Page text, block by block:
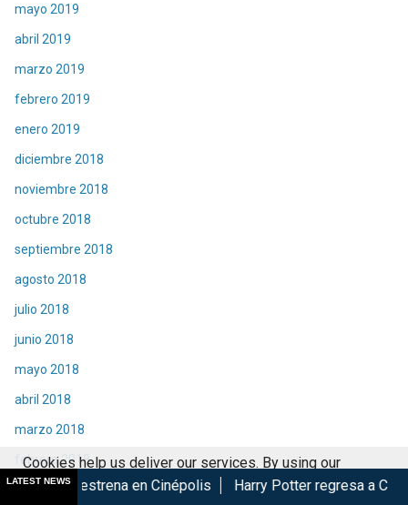
mayo 2019
abril 2019
marzo 2019
febrero 2019
enero 2019
diciembre 2018
noviembre 2018
octubre 2018
septiembre 2018
agosto 2018
julio 2018
junio 2018
mayo 2018
abril 2018
marzo 2018
febrero 2018
enero 2018
LATEST NEWS
en Cinépolis Harry Potter regresa a Cinépolis con menú
Cookies help us deliver our services. By using our
services, you agree to our use of cookies.
Got it